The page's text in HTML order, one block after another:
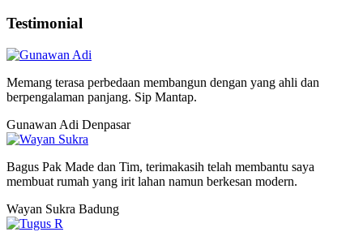
Testimonial
Memang terasa perbedaan membangun dengan yang ahli dan
berpengalaman panjang. Sip Mantap.
Gunawan Adi Denpasar
Bagus Pak Made dan Tim, terimakasih telah membantu saya
membuat rumah yang irit lahan namun berkesan modern.
Wayan Sukra Badung